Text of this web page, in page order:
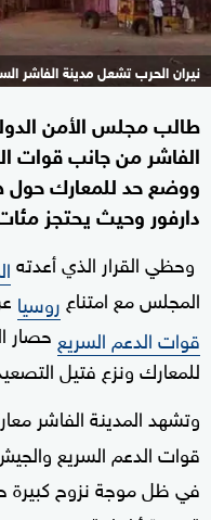
نيران الحرب تشعل مدينة الفاشر
طالب مجلس الأمن
الفاشر من جانب قوات
ووضع حد للمعارك حول
دارفور وحيث يحتجز
وحظي القرار الذي أعدته
المجلس مع امتناع روسيا
قوات الدعم السريع حصار
للمعارك ونزع فتيل
وتشهد المدينة الفاشر
قوات الدعم السريع
في ظل موجة نزوح كبيرة